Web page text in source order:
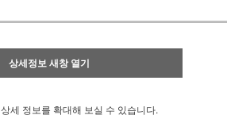
상세정보 새창 열기
상세 정보를 확대해 보실 수 있습니다.